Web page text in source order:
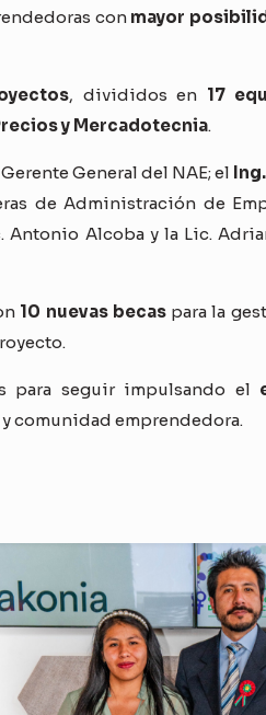
con mayor
, divididos en 17
y Mercadotecnia.
Gerente General del NAE; el
de Administración de
Antonio Alcoba y la Lic.
10 nuevas becaspara la
para seguir impulsando el
comunidad emprendedora.